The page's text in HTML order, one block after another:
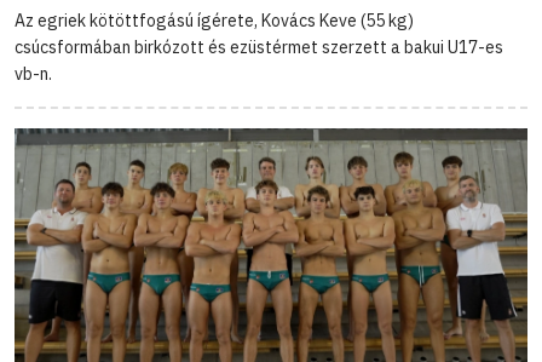
Az egriek kötöttfogású ígérete, Kovács Keve (55 kg)
csúcsformában birkózott és ezüstérmet szerzett a bakui U17-es
vb-n.